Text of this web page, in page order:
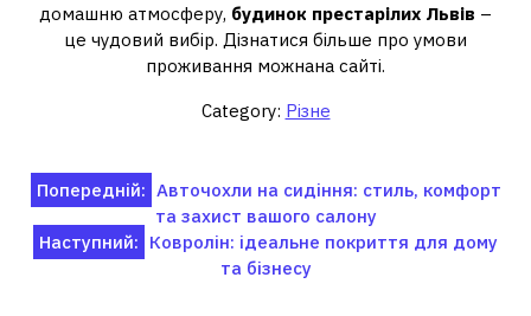
домашню атмосферу, будинок престарілих Львів –
це чудовий вибір. Дізнатися більше про умови
проживання можнана сайті.
Category: Різне
Навігація
записів
Попередній: Авточохли на сидіння: стиль, комфорт
та захист вашого салону
Наступний: Ковролін: ідеальне покриття для дому
та бізнесу